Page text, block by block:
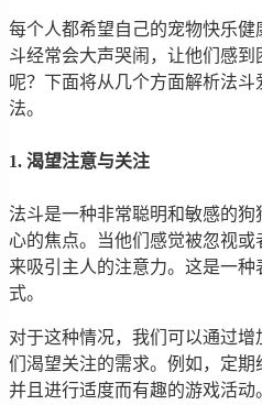
每个人都希望自己的宠物快乐
斗经常会大声哭闹，让他们感
呢？下面将从几个方面解析法
法。
1. 渴望注意与关注
法斗是一种非常聪明和敏感的
心的焦点。当他们感觉被忽视
来吸引主人的注意力。这是一
式。
对于这种情况，我们可以通过
们渴望关注的需求。例如，定期
并且进行适度而有趣的游戏活